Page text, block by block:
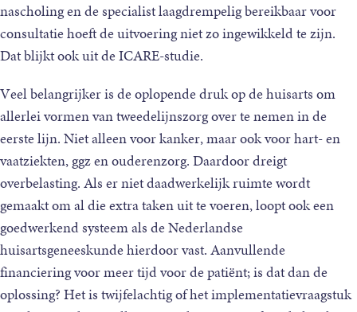
nascholing en de specialist laagdrempelig bereikbaar voor
consultatie hoeft de uitvoering niet zo ingewikkeld te zijn.
Dat blijkt ook uit de ICARE-studie.
Veel belangrijker is de oplopende druk op de huisarts om
allerlei vormen van tweedelijnszorg over te nemen in de
eerste lijn. Niet alleen voor kanker, maar ook voor hart- en
vaatziekten, ggz en ouderenzorg. Daardoor dreigt
overbelasting. Als er niet daadwerkelijk ruimte wordt
gemaakt om al die extra taken uit te voeren, loopt ook een
goedwerkend systeem als de Nederlandse
huisartsgeneeskunde hierdoor vast. Aanvullende
financiering voor meer tijd voor de patiënt; is dat dan de
oplossing? Het is twijfelachtig of het implementatievraag­stuk